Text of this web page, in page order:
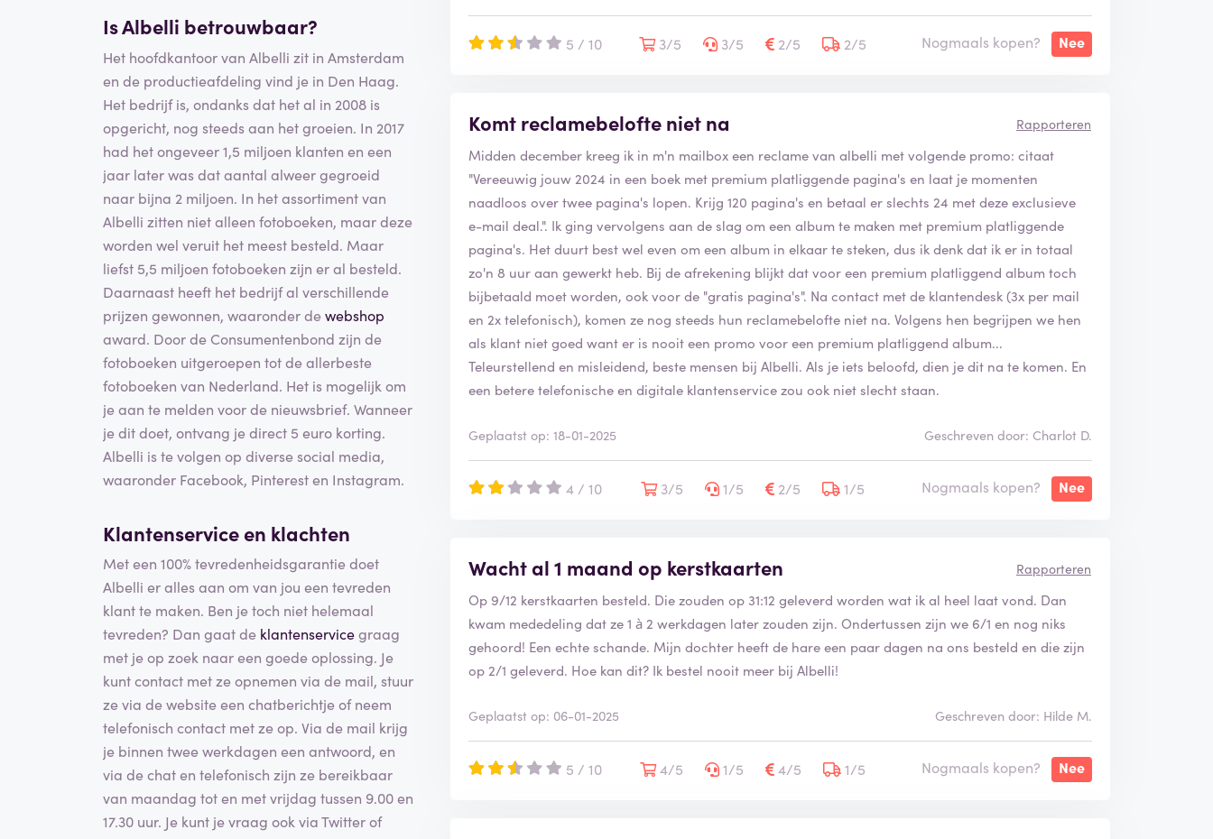
Is Albelli betrouwbaar?
Het hoofdkantoor van Albelli zit in Amsterdam
en de productieafdeling vind je in Den Haag.
Het bedrijf is, ondanks dat het al in 2008 is
opgericht, nog steeds aan het groeien. In 2017
had het ongeveer 1,5 miljoen klanten en een
jaar later was dat aantal alweer gegroeid
naar bijna 2 miljoen. In het assortiment van
Albelli zitten niet alleen fotoboeken, maar deze
worden wel veruit het meest besteld. Maar
liefst 5,5 miljoen fotoboeken zijn er al besteld.
Daarnaast heeft het bedrijf al verschillende
prijzen gewonnen, waaronder dewebshop
award. Door de Consumentenbond zijn de
fotoboeken uitgeroepen tot de allerbeste
fotoboeken van Nederland. Het is mogelijk om
je aan te melden voor de nieuwsbrief. Wanneer
je dit doet, ontvang je direct 5 euro korting.
Albelli is te volgen op diverse social media,
waaronder Facebook, Pinterest en Instagram.
Klantenservice en klachten
Met een 100% tevredenheidsgarantie doet
Albelli er alles aan om van jou een tevreden
klant te maken. Ben je toch niet helemaal
tevreden? Dan gaat de klantenservicegraag
met je op zoek naar een goede oplossing. Je
kunt contact met ze opnemen via de mail, stuur
ze via de website een chatberichtje of neem
telefonisch contact met ze op. Via de mail krijg
je binnen twee werkdagen een antwoord, en
via de chat en telefonisch zijn ze bereikbaar
van maandag tot en met vrijdag tussen 9.00 en
17.30 uur. Je kunt je vraag ook via Twitter of
5 / 10 3/5 3/5 2/5 2/5 Nogmaals kopen? Nee
Komt reclamebelofte niet na Rapporteren
Midden december kreeg ik in m'n mailbox een reclame van albelli met volgende promo: citaat
"Vereeuwig jouw 2024 in een boek met premium platliggende pagina's en laat je momenten
naadloos over twee pagina's lopen. Krijg 120 pagina's en betaal er slechts 24 met deze exclusieve
e-mail deal.". Ik ging vervolgens aan de slag om een album te maken met premium platliggende
pagina's. Het duurt best wel even om een album in elkaar te steken, dus ik denk dat ik er in totaal
zo'n 8 uur aan gewerkt heb. Bij de afrekening blijkt dat voor een premium platliggend album toch
bijbetaald moet worden, ook voor de "gratis pagina's". Na contact met de klantendesk (3x per mail
en 2x telefonisch), komen ze nog steeds hun reclamebelofte niet na. Volgens hen begrijpen we hen
als klant niet goed want er is nooit een promo voor een premium platliggend album...
Teleurstellend en misleidend, beste mensen bij Albelli. Als je iets beloofd, dien je dit na te komen. En
een betere telefonische en digitale klantenservice zou ook niet slecht staan.
Geplaatst op: 18-01-2025 Geschreven door: Charlot D.
4 / 10 3/5 1/5 2/5 1/5 Nogmaals kopen? Nee
Wacht al 1 maand op kerstkaarten Rapporteren
Op 9/12 kerstkaarten besteld. Die zouden op 31:12 geleverd worden wat ik al heel laat vond. Dan
kwam mededeling dat ze 1 à 2 werkdagen later zouden zijn. Ondertussen zijn we 6/1 en nog niks
gehoord! Een echte schande. Mijn dochter heeft de hare een paar dagen na ons besteld en die zijn
op 2/1 geleverd. Hoe kan dit? Ik bestel nooit meer bij Albelli!
Geplaatst op: 06-01-2025 Geschreven door: Hilde M.
5 / 10 4/5 1/5 4/5 1/5 Nogmaals kopen? Nee